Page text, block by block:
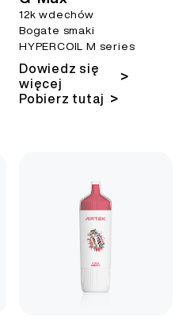
12k wdechów
Bogate smaki
HYPERCOIL M series
Dowiedz się
więcej
>
Pobierz tutaj >